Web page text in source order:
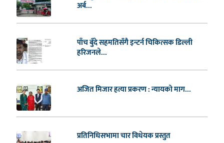
अर्ब...
पाँच बुँदे सहमतिसँगै इन्टर्न चिकित्सक डिल्ली
हरिजनले...
अजित मिजार हत्या प्रकरण : न्यायको माग...
प्रतिनिधिसभामा चार विधेयक प्रस्तुत